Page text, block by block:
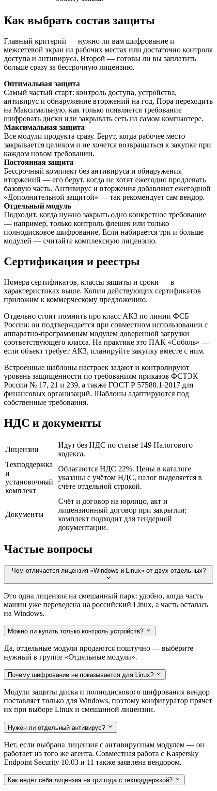
Как выбрать состав защиты
Главный критерий — нужно ли вам шифрование и
межсетевой экран на рабочих местах или достаточно контроля
доступа и антивируса. Второй — готовы ли вы заплатить
больше сразу за бессрочную лицензию.
Оптимальная защита
Самый частый старт: контроль доступа, устройства,
антивирус и обнаружение вторжений на год. Пора переходить
на Максимальную, как только появляется требование
шифровать диски или закрывать сеть на самом компьютере.
Максимальная защита
Все модули продукта сразу. Берут, когда рабочее место
закрывается целиком и не хочется возвращаться к закупке при
каждом новом требовании.
Постоянная защита
Бессрочный комплект без антивируса и обнаружения
вторжений — его берут, когда не хотят ежегодно продлевать
базовую часть. Антивирус и вторжения добавляют ежегодной
«Дополнительной защитой» — так рекомендует сам вендор.
Отдельный модуль
Подходит, когда нужно закрыть одно конкретное требование
— например, только контроль флешек или только
полнодисковое шифрование. Если набирается три и больше
модулей — считайте комплексную лицензию.
Сертификация и реестры
Номера сертификатов, классы защиты и сроки — в
характеристиках выше. Копии действующих сертификатов
приложим к коммерческому предложению.
Отдельно стоит помнить про класс АК3 по линии ФСБ
России: он подтверждается при совместном использовании с
аппаратно-программным модулем доверенной загрузки
соответствующего класса. На практике это ПАК «Соболь» —
если объект требует АК3, планируйте закупку вместе с ним.
Встроенные шаблоны настроек задают и контролируют
уровень защищённости по требованиям приказов ФСТЭК
России № 17, 21 и 239, а также ГОСТ Р 57580.1-2017 для
финансовых организаций. Шаблоны адаптируются под
собственные требования.
НДС и документы
Лицензии
Идут без НДС по статье 149 Налогового
кодекса.
Техподдержка
и
установочный
комплект
Облагаются НДС 22%. Цены в каталоге
указаны с учётом НДС, налог выделяется в
счёте отдельной строкой.
Документы
Счёт и договор на юрлицо, акт и
лицензионный договор при закрытии;
комплект подходит для тендерной
документации.
Частые вопросы
Чем отличается лицензия «Windows и Linux» от двух отдельных?
Это одна лицензия на смешанный парк: удобно, когда часть
машин уже переведена на российский Linux, а часть осталась
на Windows.
Можно ли купить только контроль устройств?
Да, отдельные модули продаются поштучно — выберите
нужный в группе «Отдельные модули».
Почему шифрование не показывается для Linux?
Модули защиты диска и полнодискового шифрования вендор
поставляет только для Windows, поэтому конфигуратор прячет
их при выборе Linux и смешанной лицензии.
Нужен ли отдельный антивирус?
Нет, если выбрана лицензия с антивирусным модулем — он
работает из того же агента. Совместная работа с Kaspersky
Endpoint Security 10.03 и 11 также заявлена вендором.
Как ведёт себя лицензия на три года с техподдержкой?